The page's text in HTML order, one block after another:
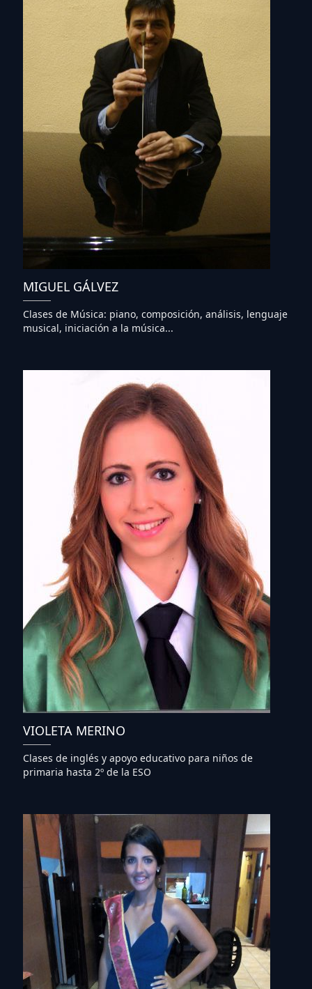
MIGUEL GÁLVEZ
Clases de Música: piano, composición, análisis, lenguaje
musical, iniciación a la música...
VIOLETA MERINO
Clases de inglés y apoyo educativo para niños de
primaria hasta 2º de la ESO